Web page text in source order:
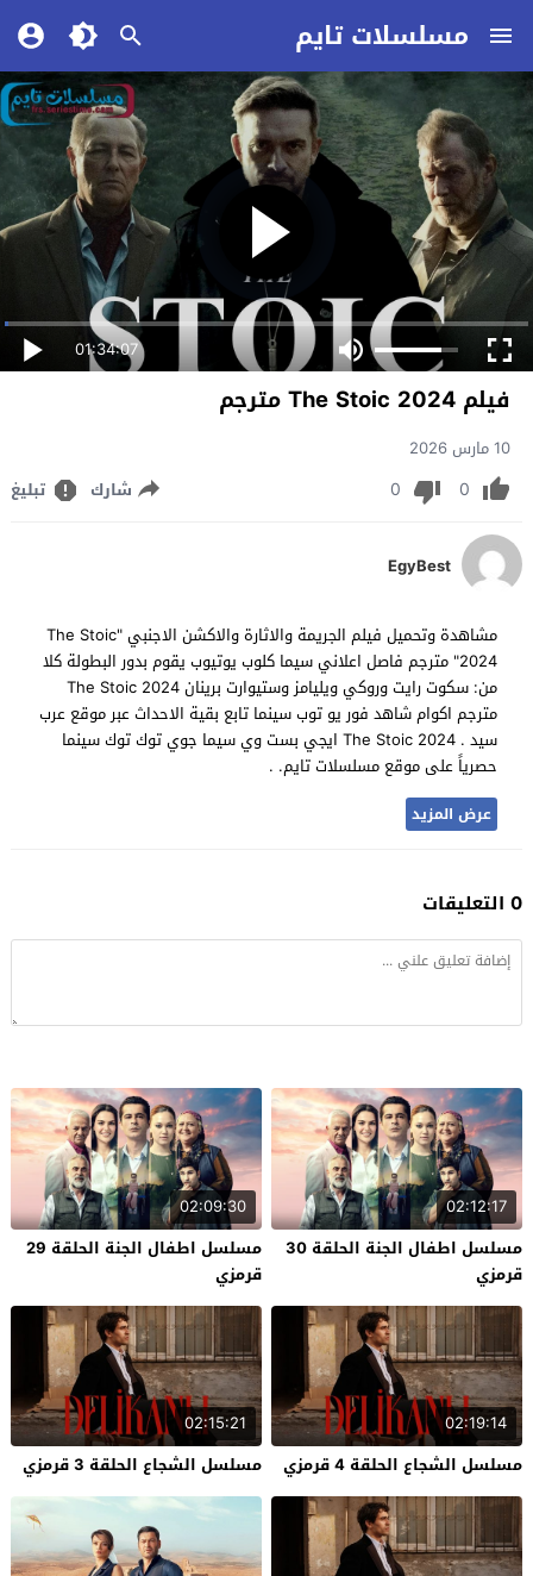
مسلسلات تايم
01:34:07
فيلم The Stoic 2024 مترجم
10 مارس 2026
0
0 شارك تبليغ
EgyBest
مشاهدة وتحميل فيلم الجريمة والاثارة والاكشن الاجنبي "The Stoic
2024" مترجم فاصل اعلاني سيما كلوب يوتيوب يقوم بدور البطولة كلا
من: سكوت رايت وروكي ويليامز وستيوارت برينان The Stoic 2024
مترجم اكوام شاهد فور يو توب سينما تابع بقية الاحداث عبر موقع عرب
سيد . The Stoic 2024 ايجي بست وي سيما جوي توك توك سينما
حصرياً على موقع مسلسلات تايم. .
عرض المزيد
0 التعليقات
02:12:17
مسلسل اطفال الجنة الحلقة 30
قرمزي
02:09:30
مسلسل اطفال الجنة الحلقة 29
قرمزي
02:19:14
مسلسل الشجاع الحلقة 4 قرمزي
02:15:21
مسلسل الشجاع الحلقة 3 قرمزي